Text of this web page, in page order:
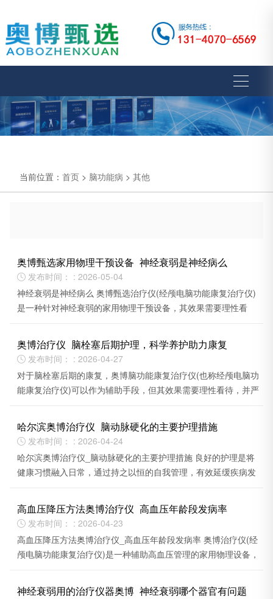
当前位置： 首页 > 脑功能病 > 其他
奥博甄选家用物理干预设备_神经衰弱是神经病么
 发布时间： : 2026-05-04
神经衰弱是神经病么 奥博甄选治疗仪(经颅电脑功能康复治疗仪)
是一种针对神经衰弱的家用物理干预设备，其效果需要理性看
奥博治疗仪_脑栓塞后期护理，科学养护助力康复
 发布时间： : 2026-04-27
对于脑栓塞后期的康复，奥博脑功能康复治疗仪(也称经颅电脑功
能康复治疗仪)可以作为辅助手段，但其效果需要理性看待，并严
哈尔滨奥博治疗仪_脑动脉硬化的主要护理措施
 发布时间： : 2026-04-24
哈尔滨奥博治疗仪_脑动脉硬化的主要护理措施 良好的护理是将
健康习惯融入日常，通过持之以恒的自我管理，有效延缓疾病发
高血压降压方法奥博治疗仪_高血压年龄段发病率
 发布时间： : 2026-04-23
高血压降压方法奥博治疗仪_高血压年龄段发病率 奥博治疗仪(经
颅电脑功能康复治疗仪)是一种辅助高血压管理的家用物理设备，
神经衰弱用的治疗仪器奥博_神经衰弱哪个器官有问题